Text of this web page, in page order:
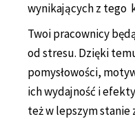
wynikających z tego
Twoi pracownicy
od stresu. Dzięki
pomysłowości,
ich wydajność i
też w lepszym stanie